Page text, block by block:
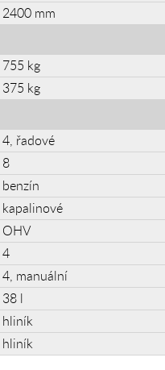
2400 mm
755 kg
375 kg
4, řadové
8
benzín
kapalinové
OHV
4
4, manuální
38 l
hliník
hliník